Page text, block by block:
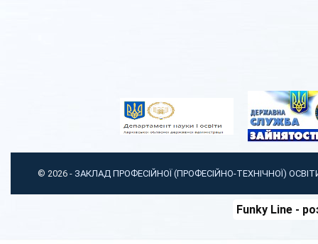
© 2026 - ЗАКЛАД ПРОФЕСІЙНОЇ (ПРОФЕСІЙНО-ТЕХНІЧНОЇ)
Funky Line-